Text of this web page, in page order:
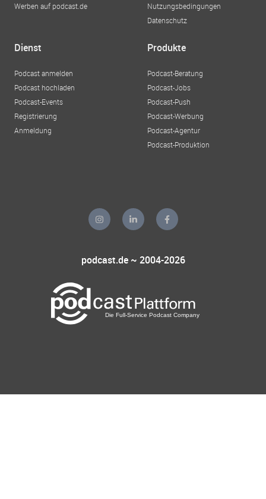
Werben auf podcast.de
Nutzungsbedingungen
Datenschutz
Dienst
Podcast anmelden
Podcast hochladen
Podcast-Events
Registrierung
Anmeldung
Produkte
Podcast-Beratung
Podcast-Jobs
Podcast-Push
Podcast-Werbung
Podcast-Agentur
Podcast-Produktion
podcast.de ~ 2004-2026